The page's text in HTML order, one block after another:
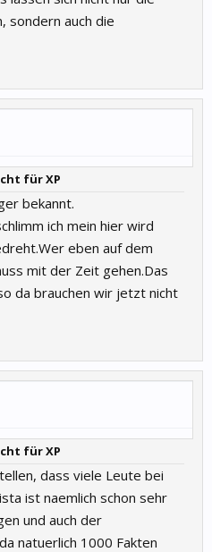
sondern auch die
für XP
bekannt.
ich mein hier wird
eben auf dem
mit der Zeit gehen.Das
da brauchen wir jetzt nicht
für XP
dass viele Leute bei
ist naemlich schon sehr
und auch der
natuerlich 1000 Fakten